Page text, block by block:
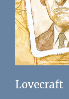
Lovecraft